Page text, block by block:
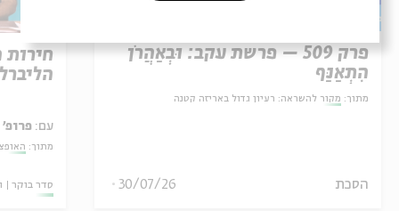
פרק 509 – פרשת עקב: וּבְאַהֲרֹן
הִתְאַנַּף
מתוך: מקור להשראה: רעיון גדול באריזה קטנה
הסכת 30/07/26
חירות
עם: פרופ'
מתוך:
סדר בוקר